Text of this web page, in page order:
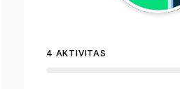
4 AKTIVITAS